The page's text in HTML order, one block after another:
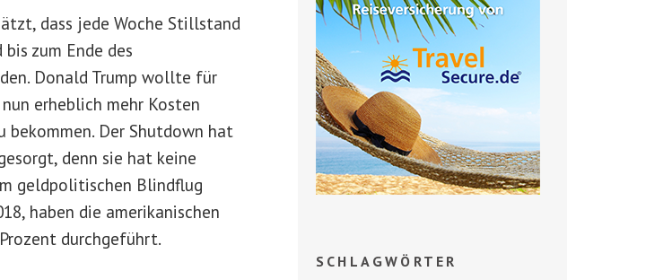
dass jede Woche Stillstand
zum Ende des
Donald Trump wollte für
erheblich mehr Kosten
bekommen. Der Shutdown hat
denn sie hat keine
geldpolitischen Blindflug
haben die amerikanischen
durchgeführt.
SCHLAGWÖRTER